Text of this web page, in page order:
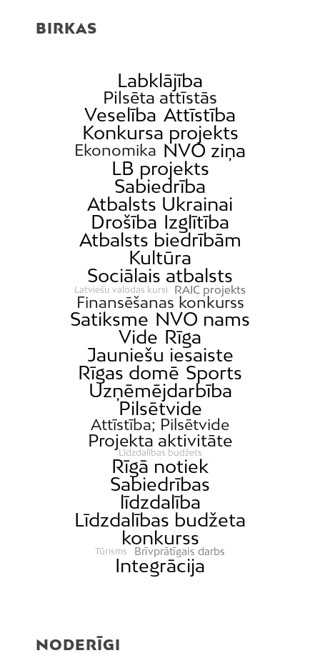
BIRKAS
Labklājība
Pilsēta attīstās
Veselība Attīstība
Konkursa projekts
Ekonomika NVO ziņa
LB projekts
Sabiedrība
Atbalsts Ukrainai
Drošība Izglītība
Atbalsts biedrībām
Kultūra
Sociālais atbalsts
Latviešu valodas kursi RAIC projekts
Finansēšanas konkurss
Satiksme NVO nams
Vide Rīga
Jauniešu iesaiste
Rīgas domē Sports
Uzņēmējdarbība
Pilsētvide
Attīstība; Pilsētvide
Projekta aktivitāte
Līdzdalības budžets
Rīgā notiek
Sabiedrības
līdzdalība
Līdzdalības budžeta
konkurss
Tūrisms Brīvprātīgais darbs
Integrācija
NODERĪGI